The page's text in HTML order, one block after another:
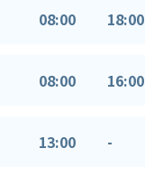
08:00 18:00
08:00 16:00
13:00 -